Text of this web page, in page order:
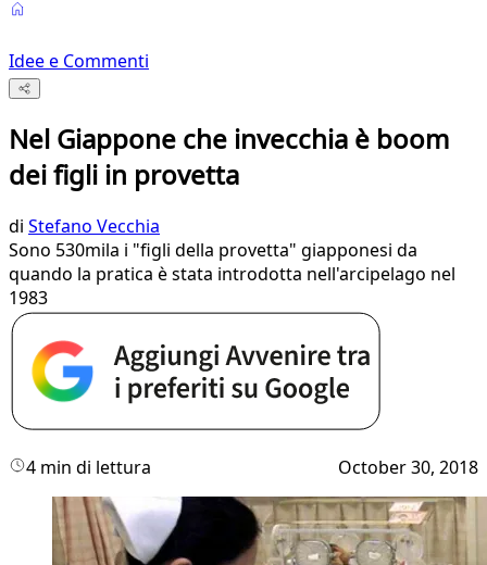
Idee e Commenti
Nel Giappone che invecchia è boom
dei figli in provetta
di Stefano Vecchia
Sono 530mila i "figli della provetta" giapponesi da
quando la pratica è stata introdotta nell'arcipelago nel
1983
4 min di lettura October 30, 2018